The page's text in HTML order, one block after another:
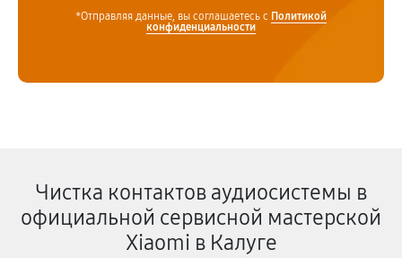
*Отправляя данные, вы соглашаетесь с Политикой
конфиденциальности
Чистка контактов аудиосистемы в
официальной сервисной мастерской
Xiaomi в Калуге